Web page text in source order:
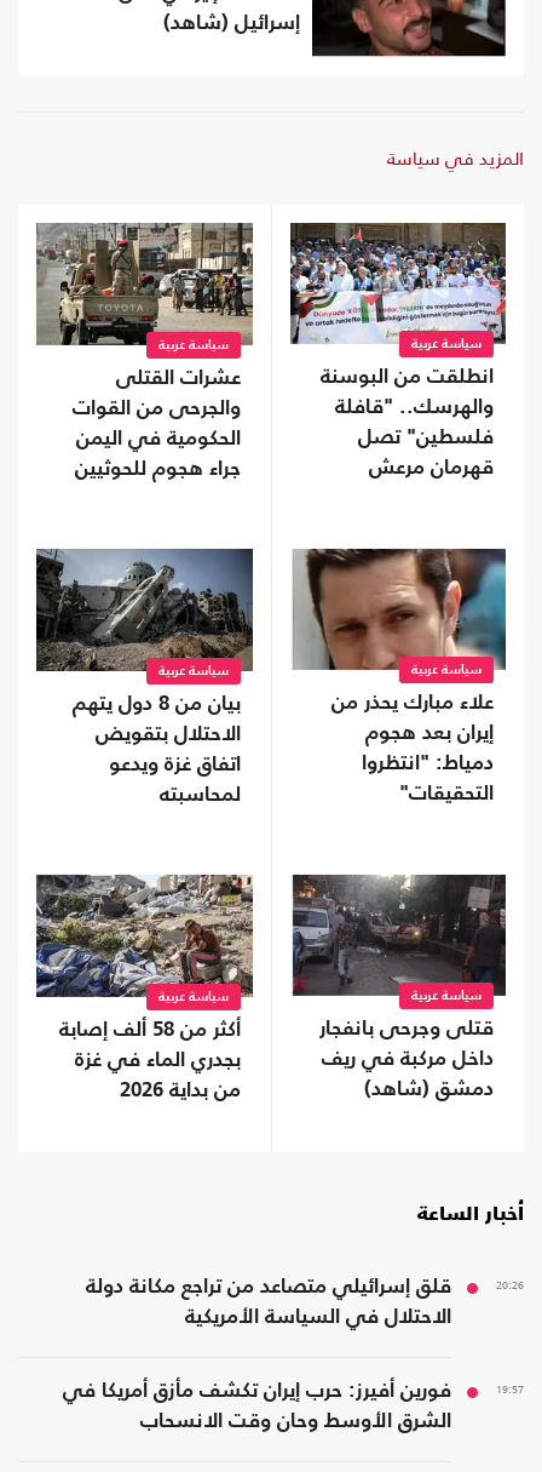
إسرائيل (شاهد)
المزيد في سياسة
سياسة عربية
انطلقت من البوسنة
والهرسك.. "قافلة
فلسطين" تصل
قهرمان مرعش
سياسة عربية
عشرات القتلى
والجرحى من القوات
الحكومية في اليمن
جراء هجوم للحوثيين
سياسة عربية
علاء مبارك يحذر من
إيران بعد هجوم
دمياط: "انتظروا
التحقيقات"
سياسة عربية
بيان من 8 دول يتهم
الاحتلال بتقويض
اتفاق غزة ويدعو
لمحاسبته
سياسة عربية
قتلى وجرحى بانفجار
داخل مركبة في ريف
دمشق (شاهد)
سياسة عربية
أكثر من 58 ألف إصابة
بجدري الماء في غزة
من بداية 2026
أخبار الساعة
20:26
قلق إسرائيلي متصاعد من تراجع مكانة دولة
الاحتلال في السياسة الأمريكية
19:57
فورين أفيرز: حرب إيران تكشف مأزق أمريكا في
الشرق الأوسط وحان وقت الانسحاب